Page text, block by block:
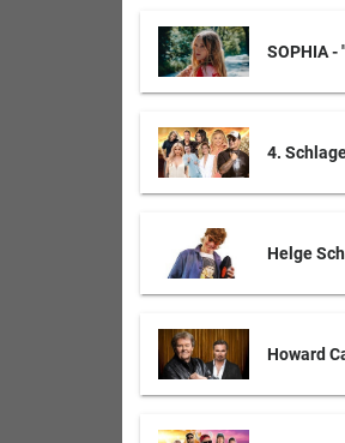
SOPHIA -
4.
Helge
Howard